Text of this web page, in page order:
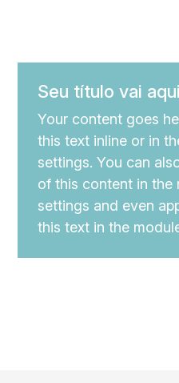
Seu título vai aqui
Your content goes
this text inline or in
settings. You can
of this content in the
settings and even
this text in the